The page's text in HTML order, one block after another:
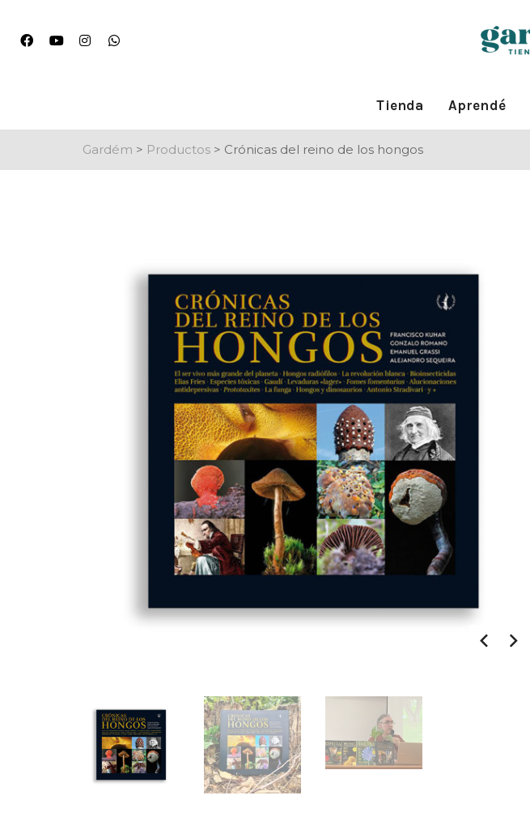
Tienda Aprendé
Gardém > Productos > Crónicas del reino de los hongos